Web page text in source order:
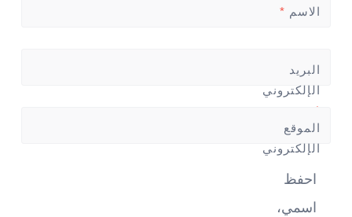
الاسم *
البريد
الإلكتروني
*
الموقع
الإلكتروني
احفظ
اسمي،